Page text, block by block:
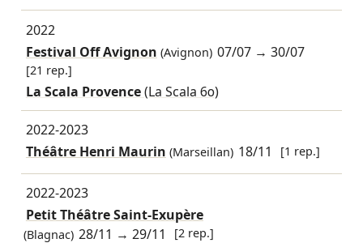
2022
Festival Off Avignon (Avignon) 07/07 →30/07
[21 rep.]
La Scala Provence(La Scala 60)
2022-2023
Théâtre Henri Maurin (Marseillan) 18/11 [1 rep.]
2022-2023
Petit Théâtre Saint-Exupère
(Blagnac) 28/11 →29/11 [2 rep.]